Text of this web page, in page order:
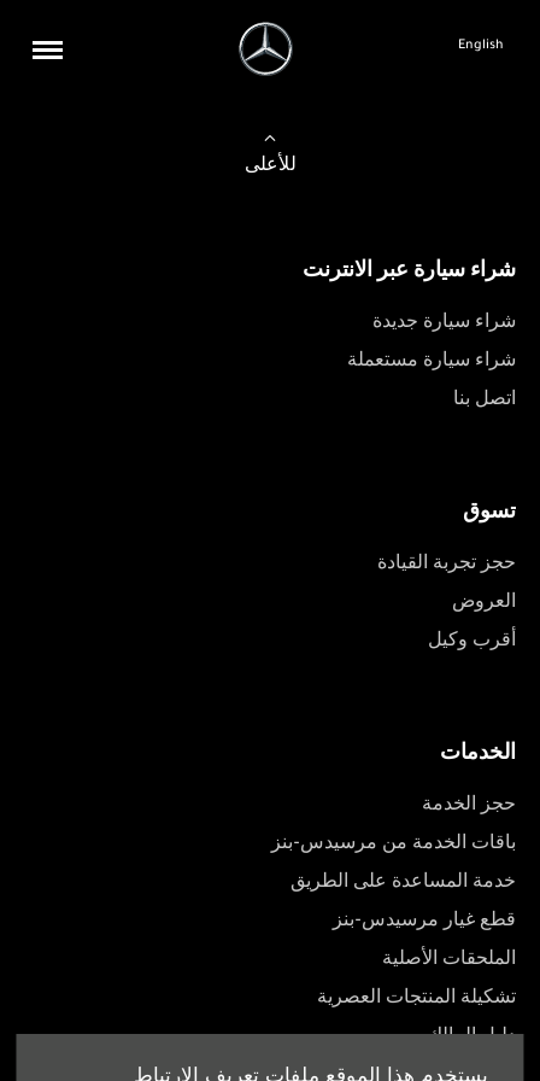
يستخدم هذا الموقع ملفات تعريف الارتباط
English
للأعلى
شراء سيارة عبر الانترنت
شراء سيارة جديدة
شراء سيارة مستعملة
اتصل بنا
تسوق
حجز تجربة القيادة
العروض
أقرب وكيل
الخدمات
حجز الخدمة
باقات الخدمة من مرسيدس-بنز
خدمة المساعدة على الطريق
قطع غيار مرسيدس-بنز
الملحقات الأصلية
تشكيلة المنتجات العصرية
دليل المالك